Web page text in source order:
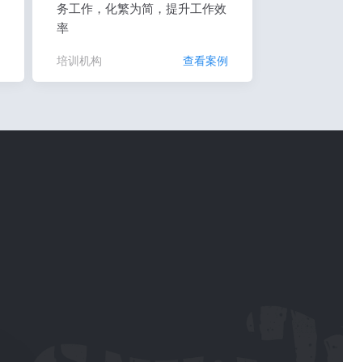
务工作，化繁为简，提升工作效
率
培训机构 查看案例